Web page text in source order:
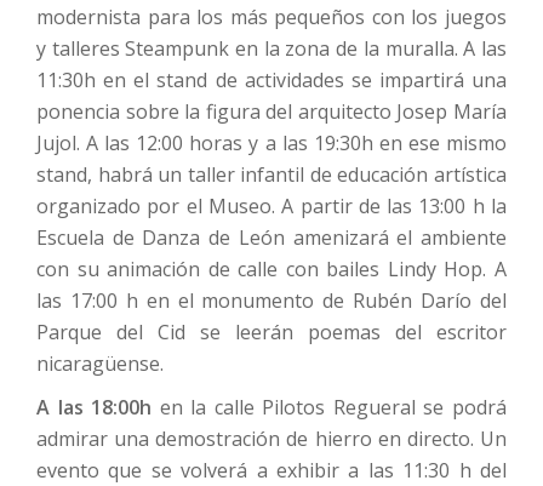
modernista para los más pequeños con los juegos
y talleres Steampunk en la zona de la muralla. A las
11:30h en el stand de actividades se impartirá una
ponencia sobre la figura del arquitecto Josep María
Jujol. A las 12:00 horas y a las 19:30h en ese mismo
stand, habrá un taller infantil de educación artística
organizado por el Museo. A partir de las 13:00 h la
Escuela de Danza de León amenizará el ambiente
con su animación de calle con bailes Lindy Hop. A
las 17:00 h en el monumento de Rubén Darío del
Parque del Cid se leerán poemas del escritor
nicaragüense.
A las 18:00h en la calle Pilotos Regueral se podrá
admirar una demostración de hierro en directo. Un
evento que se volverá a exhibir a las 11:30 h del